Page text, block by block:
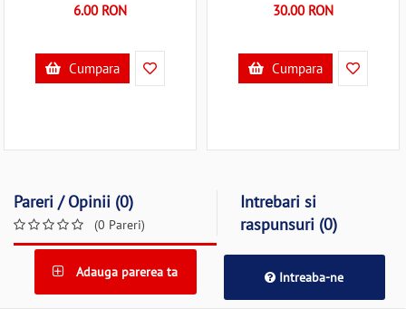
6.00 RON
Cumpara
30.00 RON
Cumpara
Pareri / Opinii (0)
(0 Pareri)
Intrebari si
raspunsuri (0)
Adauga parerea ta Intreaba-ne